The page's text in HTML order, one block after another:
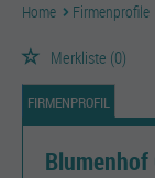
Home Firmenprofile
Merkliste (0)
FIRMENPROFIL
Blumenhof